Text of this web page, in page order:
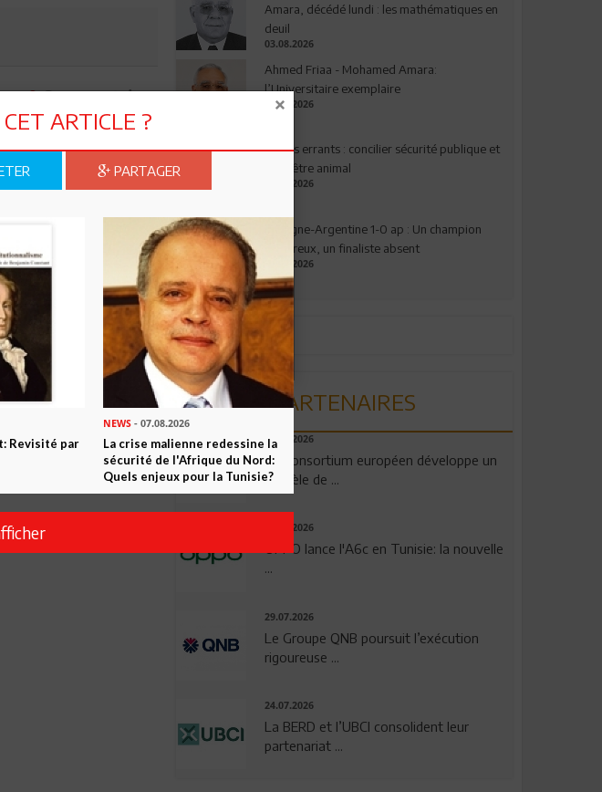
0Commentaires
Amara, décédé lundi : les mathématiques en
deuil
03.08.2026
Ahmed Friaa - Mohamed Amara:
l’Universitaire exemplaire
04.08.2026
Chiens errants : concilier sécurité publique et
bien-être animal
17.07.2026
Espagne-Argentine 1-0 ap : Un champion
valeureux, un finaliste absent
19.07.2026
PARTENAIRES
06.08.2026
Un consortium européen développe un
modèle de ...
04.08.2026
OPPO lance l'A6c en Tunisie: la nouvelle
...
29.07.2026
Le Groupe QNB poursuit l’exécution
rigoureuse ...
24.07.2026
La BERD et l’UBCI consolident leur
partenariat ...
ARTICLE ?
PARTAGER
Revisité par
NEWS- 07.08.2026
La crise malienne redessine la
sécurité de l'Afrique du Nord:
Quels enjeux pour la Tunisie?